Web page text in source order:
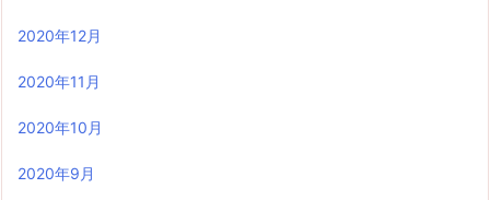
2020年12月
2020年11月
2020年10月
2020年9月